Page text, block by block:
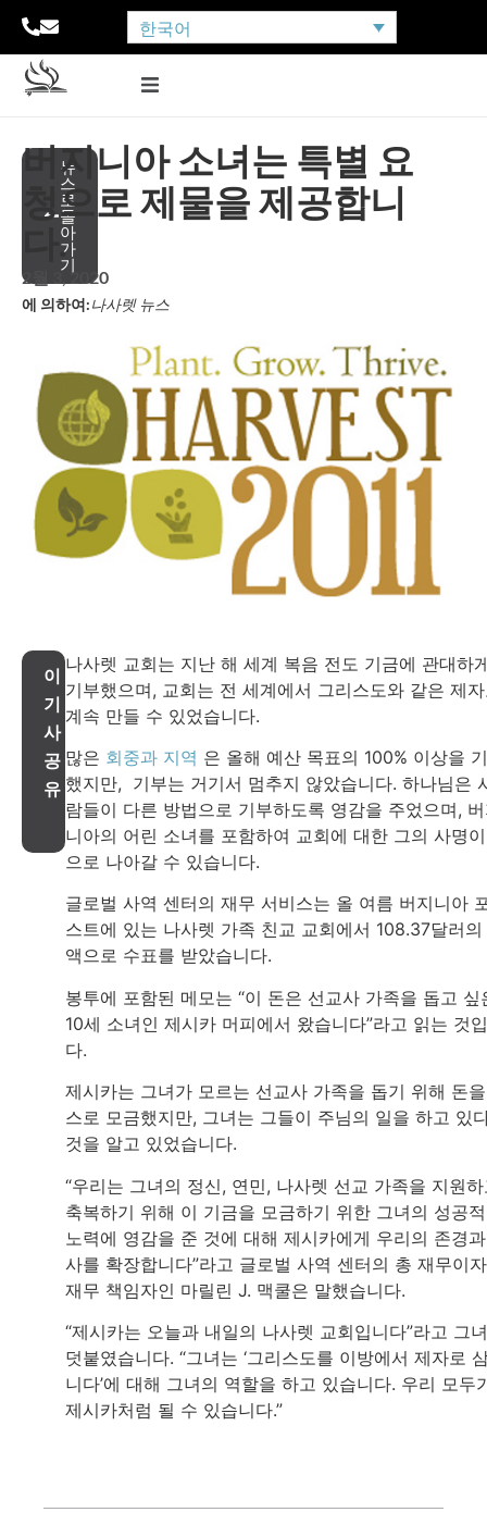
한국어
뉴
스
로
돌
아
가
기
버지니아 소녀는 특별 요
청으로 제물을 제공합니
다.
2월 3, 2020
에 의하여:나사렛 뉴스
이
기
사
공
유
나사렛 교회는 지난 해 세계 복음 전도 기금에 관대하
기부했으며, 교회는 전 세계에서 그리스도와 같은 제
계속 만들 수 있었습니다.
많은 회중과 지역 은 올해 예산 목표의 100% 이상을
했지만, 기부는 거기서 멈추지 않았습니다. 하나님은
람들이 다른 방법으로 기부하도록 영감을 주었으며,
니아의 어린 소녀를 포함하여 교회에 대한 그의 사명
으로 나아갈 수 있습니다.
글로벌 사역 센터의 재무 서비스는 올 여름 버지니아
스트에 있는 나사렛 가족 친교 교회에서 108.37달러의
액으로 수표를 받았습니다.
봉투에 포함된 메모는 “이 돈은 선교사 가족을 돕고 싶
10세 소녀인 제시카 머피에서 왔습니다”라고 읽는 것
다.
제시카는 그녀가 모르는 선교사 가족을 돕기 위해 돈
스로 모금했지만, 그녀는 그들이 주님의 일을 하고 있
것을 알고 있었습니다.
“우리는 그녀의 정신, 연민, 나사렛 선교 가족을 지원
축복하기 위해 이 기금을 모금하기 위한 그녀의 성공
노력에 영감을 준 것에 대해 제시카에게 우리의 존경
사를 확장합니다”라고 글로벌 사역 센터의 총 재무이자
재무 책임자인 마릴린 J. 맥쿨은 말했습니다.
“제시카는 오늘과 내일의 나사렛 교회입니다”라고 그
덧붙였습니다. “그녀는 ‘그리스도를 이방에서 제자로
니다’에 대해 그녀의 역할을 하고 있습니다. 우리 모두
제시카처럼 될 수 있습니다.”